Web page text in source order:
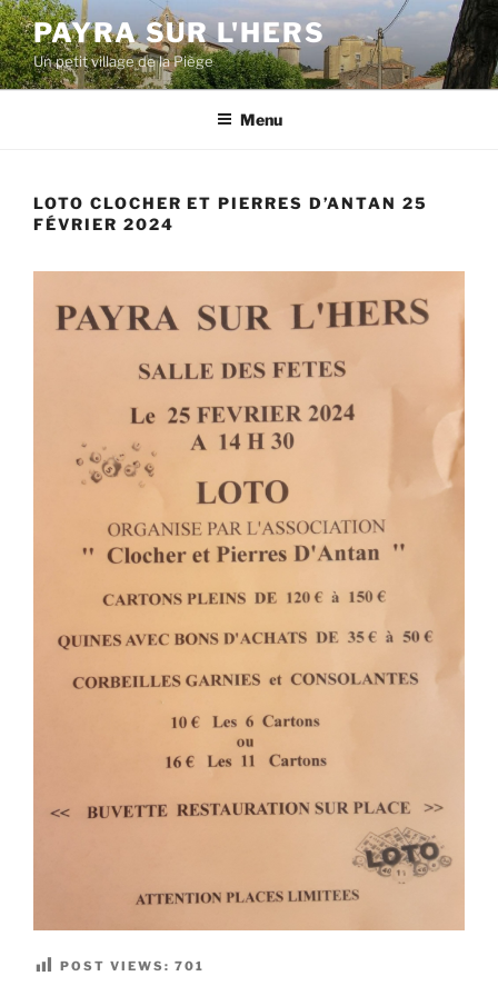
Aller
au
contenu
principal
PAYRA SUR L'HERS
Un petit village de la Piège
Menu
LOTO CLOCHER ET PIERRES D’ANTAN 25
FÉVRIER 2024
POST VIEWS: 701